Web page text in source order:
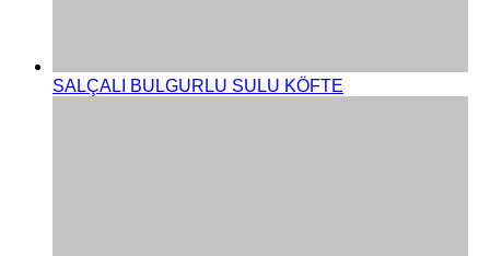
SALÇALI BULGURLU SULU KÖFTE